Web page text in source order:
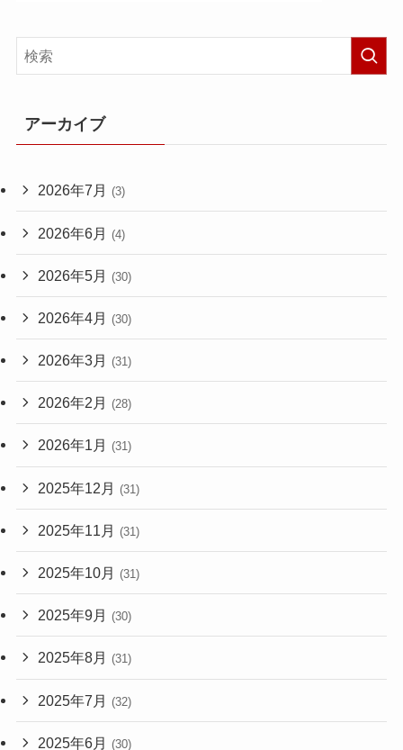
アーカイブ
2026年7月 (3)
2026年6月 (4)
2026年5月 (30)
2026年4月 (30)
2026年3月 (31)
2026年2月 (28)
2026年1月 (31)
2025年12月 (31)
2025年11月 (31)
2025年10月 (31)
2025年9月 (30)
2025年8月 (31)
2025年7月 (32)
2025年6月 (30)